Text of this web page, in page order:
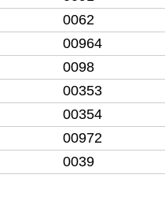
0062
00964
0098
00353
00354
00972
0039